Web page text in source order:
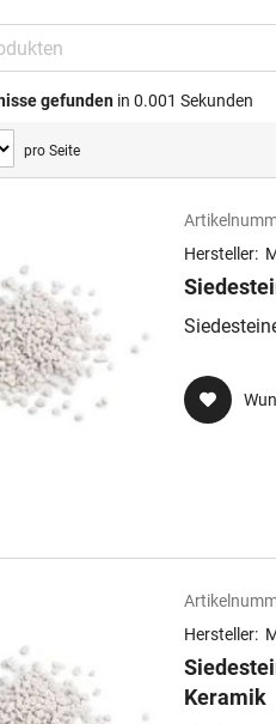
gefunden in 0.001 Sekunden
pro Seite
Hersteller:
Hersteller:
Keramik